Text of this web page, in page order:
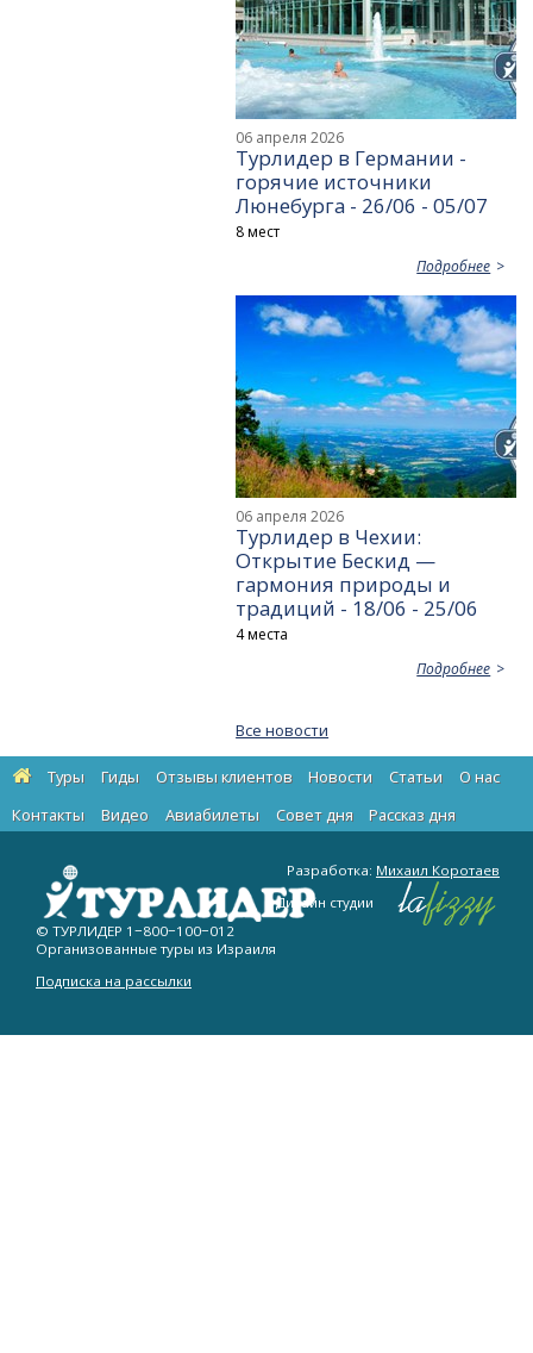
06 апреля 2026
Турлидер в Германии -
горячие источники
Люнебурга - 26/06 - 05/07
8 мест
Подробнее
06 апреля 2026
Турлидер в Чехии:
Открытие Бескид —
гармония природы и
традиций - 18/06 - 25/06
4 места
Подробнее
Все новости
Туры Гиды Отзывы клиентов Новости Статьи
О нас
Контакты
Видео Авиабилеты Cовет дня Рассказ дня
© ТУРЛИДЕР 1−800−100−012
Организованные туры из Израиля
Подписка на рассылки
Разработка: Михаил Коротаев
Дизайн студии